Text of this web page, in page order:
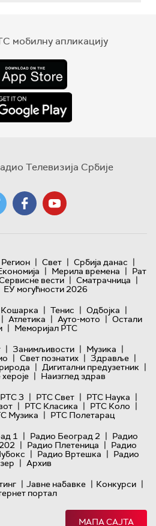
мобилну апликацију
Телевизија Србије
Регион | Свет | Србија данас |
| Мерила времена | Рат
вести | Сматрачница |
ЕУ могућности 2026
Кошарка | Тенис | Одбојка |
| Атлетика | Ауто-мото | Остали
| Меморијал РТС
| Занимљивости | Музика |
| Свет познатих | Здравље |
| Дигитални предузетник |
| Наизглед здрав
РТС 3 | РТС Свет | РТС Наука |
| РТС Класика | РТС Коло |
Музика | РТС Полетарац
1 | Радио Београд 2 | Радио
| Радио Плетеница | Радио
| Радио Вртешка | Радио
| Архив
| Јавне набавке | Конкурси |
портал
МАПА САЈТА